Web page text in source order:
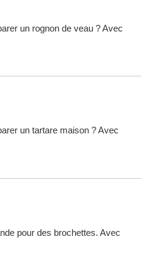
un rognon de veau ? Avec
un tartare maison ? Avec
pour des brochettes. Avec